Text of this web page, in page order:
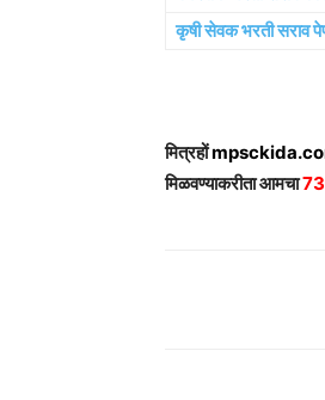
कृषी सेवक भरती सराव
मित्रहों
मिळवण्याकरीता आमचा